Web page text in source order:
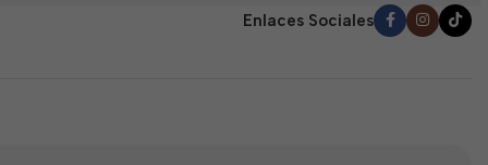
Enlaces Sociales